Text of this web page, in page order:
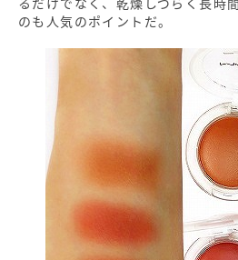
のも人気のポイントだ。